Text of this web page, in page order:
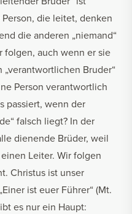
die leitet, denken
die anderen „niemand“
folgen, auch wenn er sie
Bruder“
Person verantwortlich
passiert, wenn der
falsch liegt? In der
dienende Brüder, weil
Leiter. Wir folgen
Christus ist unser
ist euer Führer“ (Mt.
es nur ein Haupt: